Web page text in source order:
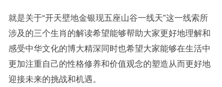
就是关于“开天壁地金银现五座山谷一线天”这一线索所
涉及的三个生肖的解读希望能够帮助大家更好地理解和
感受中华文化的博大精深同时也希望大家能够在生活中
更加注重自己的性格修养和价值观念的塑造从而更好地
迎接未来的挑战和机遇。